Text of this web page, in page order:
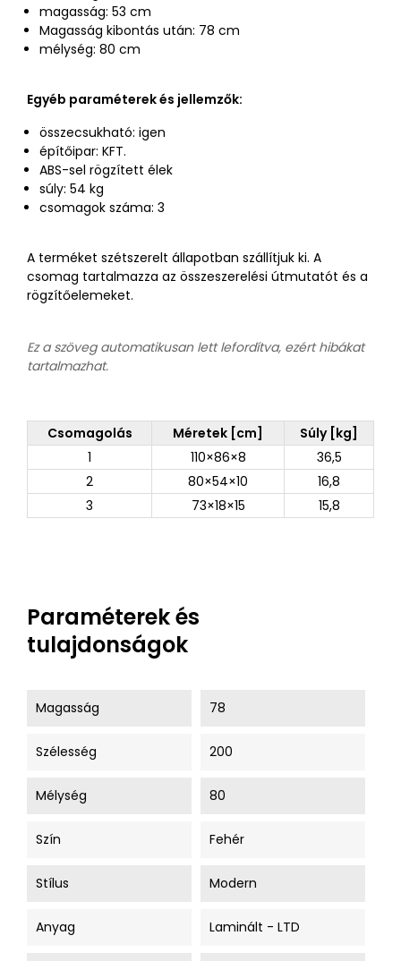
magasság: 53 cm
Magasság kibontás után: 78 cm
mélység: 80 cm
Egyéb paraméterek és jellemzők:
összecsukható: igen
építőipar: KFT.
ABS-sel rögzített élek
súly: 54 kg
csomagok száma: 3
A terméket szétszerelt állapotban szállítjuk ki. A
csomag tartalmazza az összeszerelési útmutatót és a
rögzítőelemeket.
Ez a szöveg automatikusan lett lefordítva, ezért hibákat
tartalmazhat.
Csomagolás Méretek [cm]
Súly [kg]
1
110×86×8
36,5
2
80×54×10
16,8
3
73×18×15 15,8
Paraméterek és
tulajdonságok
Magasság 78
Szélesség 200
Mélység 80
Szín Fehér
Stílus Modern
Anyag Laminált - LTD